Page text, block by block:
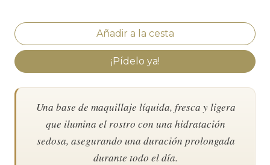
¡Pídelo ya!
Una base de maquillaje líquida, fresca y ligera
que ilumina el rostro con una hidratación
sedosa, asegurando una duración prolongada
durante todo el día.